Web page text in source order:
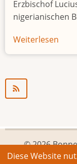
Erzbischof
nigerianischen
Weiterlesen
© 2026
Diese Website